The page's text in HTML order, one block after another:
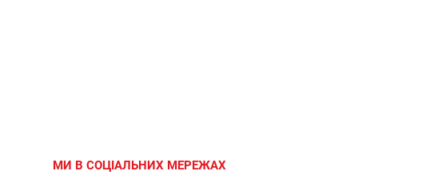
МИ В СОЦІАЛЬНИХ МЕРЕЖАХ